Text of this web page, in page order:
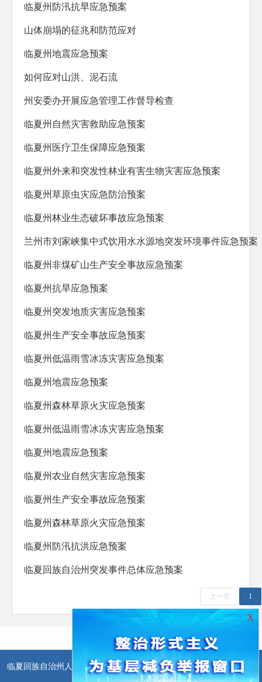
临夏州防汛抗旱应急预案
山体崩塌的征兆和防范应对
临夏州地震应急预案
如何应对山洪、泥石流
州安委办开展应急管理工作督导检查
临夏州自然灾害救助应急预案
临夏州医疗卫生保障应急预案
临夏州外来和突发性林业有害生物灾害应急预案
临夏州草原虫灾应急防治预案
临夏州林业生态破坏事故应急预案
兰州市刘家峡集中式饮用水水源地突发环境事件应急预案
临夏州非煤矿山生产安全事故应急预案
临夏州抗旱应急预案
临夏州突发地质灾害应急预案
临夏州生产安全事故应急预案
临夏州低温雨雪冰冻灾害应急预案
临夏州地震应急预案
临夏州森林草原火灾应急预案
临夏州低温雨雪冰冻灾害应急预案
临夏州地震应急预案
临夏州农业自然灾害应急预案
临夏州生产安全事故应急预案
临夏州森林草原火灾应急预案
临夏州防汛抗洪应急预案
临夏回族自治州突发事件总体应急预案
上一页 1
临夏回族自治州人民政府办公室主办 临夏回族自治州人民政府信息中
心承办
X